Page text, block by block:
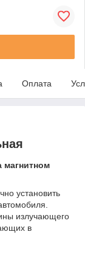
Оплата
магнитном
установить
излучающего
в